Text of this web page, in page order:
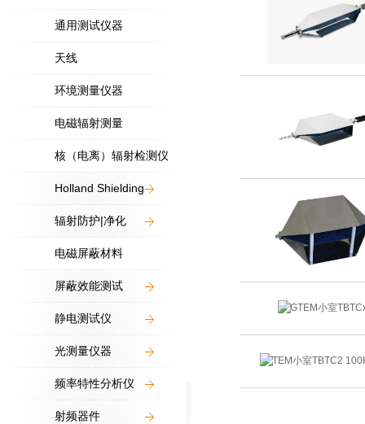
通用测试仪器
天线
环境测量仪器
电磁辐射测量
核（电离）辐射检测仪
Holland Shielding
辐射防护|净化
电磁屏蔽材料
屏蔽效能测试
静电测试仪
光测量仪器
频率特性分析仪
射频器件